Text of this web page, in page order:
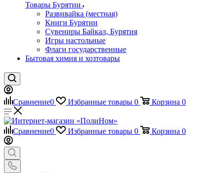
Товары Бурятии
Развивайка (местная)
Книги Бурятии
Сувениры Байкал, Бурятия
Игры настольные
Флаги государственные
Бытовая химия и хозтовары
Сравнение0 Избранные товары 0 Корзина 0
Сравнение0 Избранные товары 0 Корзина 0